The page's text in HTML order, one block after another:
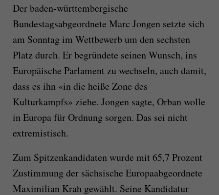
Der baden-württembergische
Bundestagsabgeordnete Marc Jongen setzte sich
am Sonntag im Wettbewerb um den sechsten
Platz durch. Er begründete seinen Wunsch, ins
Europäische Parlament zu wechseln, auch damit,
dass es ihn «in die heiße Zone des
Kulturkampfs» ziehe. Jongen sagte, Orban wolle
in Europa für Ordnung sorgen. Das sei nicht
extremistisch.
Zum Spitzenkandidaten wurde mit 65,7 Prozent
Zustimmung der sächsische Europaabgeordnete
Maximilian Krah gewählt. Seine Kandidatur